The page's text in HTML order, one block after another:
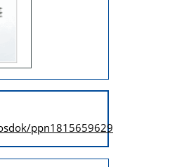
ppn1815659629